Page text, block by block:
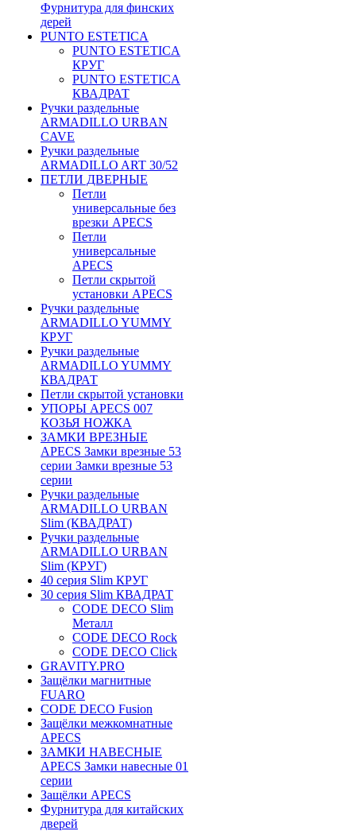
Фурнитура для финских
дерей
PUNTO ESTETICA
PUNTO ESTETICA
КРУГ
PUNTO ESTETICA
КВАДРАТ
Ручки раздельные
ARMADILLO URBAN
CAVE
Ручки раздельные
ARMADILLO ART 30/52
ПЕТЛИ ДВЕРНЫЕ
Петли
универсальные без
врезки APECS
Петли
универсальные
APECS
Петли скрытой
установки APECS
Ручки раздельные
ARMADILLO YUMMY
КРУГ
Ручки раздельные
ARMADILLO YUMMY
КВАДРАТ
Петли скрытой установки
УПОРЫ APECS 007
КОЗЬЯ НОЖКА
ЗАМКИ ВРЕЗНЫЕ
APECS Замки врезные 53
серии Замки врезные 53
серии
Ручки раздельные
ARMADILLO URBAN
Slim (КВАДРАТ)
Ручки раздельные
ARMADILLO URBAN
Slim (КРУГ)
40 серия Slim КРУГ
30 серия Slim КВАДРАТ
CODE DECO Slim
Металл
CODE DECO Rock
CODE DECO Click
GRAVITY.PRO
Защёлки магнитные
FUARO
CODE DECO Fusion
Защёлки межкомнатные
APECS
ЗАМКИ НАВЕСНЫЕ
APECS Замки навесные 01
серии
Защёлки APECS
Фурнитура для китайских
дверей